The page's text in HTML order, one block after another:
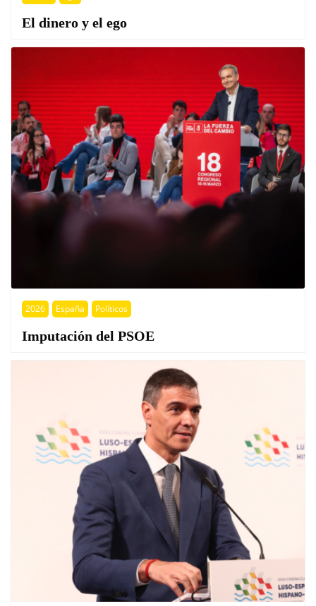
El dinero y el ego
2026 España Políticos
Imputación del PSOE